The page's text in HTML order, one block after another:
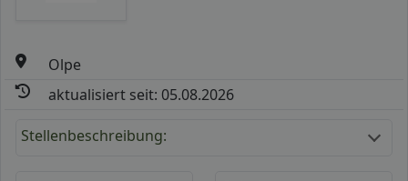
Olpe
aktualisiert seit: 05.08.2026
Stellenbeschreibung: